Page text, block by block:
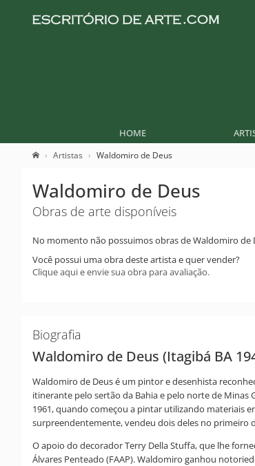
HOME
Artistas Waldomiro de Deus
Waldomiro de Deus
Obras de arte disponíveis
No momento não possuimos obras de Waldomiro de
Você possui uma obra deste artista e quer vender?
Clique aqui e envie sua obra para avaliação.
Biografia
Waldomiro de Deus (Itagibá BA
Waldomiro de Deus é um pintor e desenhista
itinerante pelo sertão da Bahia e pelo norte de Minas
1961, quando começou a pintar utilizando materiais
surpreendentemente, vendeu dois deles no primeiro
O apoio do decorador Terry Della Stuffa, que lhe
Álvares Penteado (FAAP). Waldomiro ganhou